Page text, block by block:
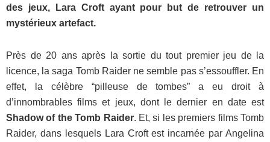
des jeux, Lara Croft ayant pour but de retrouver un
mystérieux artefact.
Près de 20 ans après la sortie du tout premier jeu de la
licence, la saga Tomb Raider ne semble pas s’essouffler. En
effet, la célèbre “pilleuse de tombes” a eu droit à
d’innombrables films et jeux, dont le dernier en date est
Shadow of the Tomb Raider. Et, si les premiers films Tomb
Raider, dans lesquels Lara Croft est incarnée par Angelina